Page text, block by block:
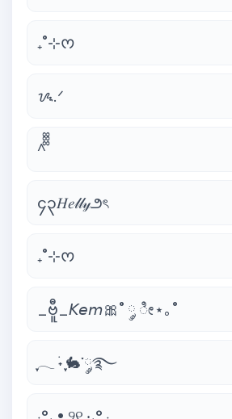
₊˚⊹ᰔ
ᝰ.ᐟ
^᪲᪲᪲
၄၃𝐻𝑒𝓁𝓁𝓎౨ৎ
₊˚⊹ᰔ
_ဗီူ_𝘒𝘦𝘮🎀˚ ༘ ೀ⋆｡˚
ִֶָ𓂃 ࣪˖ ִֶָ🐇་༘࿐